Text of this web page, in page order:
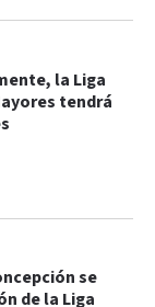
la Liga
tendrá
se
de la Liga